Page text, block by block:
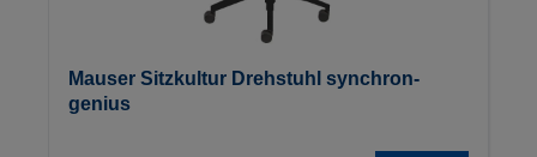
Mauser Sitzkultur Drehstuhl synchron-
genius